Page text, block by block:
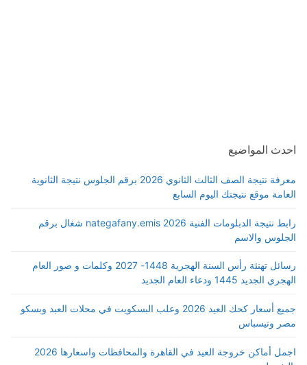
احدث المواضيع
معرفة نتيجة الصف الثالث الثانوي 2026 برقم الجلوس نتيجة الثانوية
العامة موقع نتيجتك اليوم السابع
رابط نتيجة الدبلومات الفنية 2026 nategafany.emis شغال برقم
الجلوس والاسم
رسائل تهنئة رأس السنة الهجرية 1448- 2027 وكلمات و صور العام
الهجري الجديد 1445 ودعاء العام الجديد
جميع أسعار كحك العيد 2026 وعلب البسكويت في محلات العبد وبسكو
مصر وتيسباس
اجمل أماكن خروجة العيد في القاهرة والمحافظات واسعارها 2026